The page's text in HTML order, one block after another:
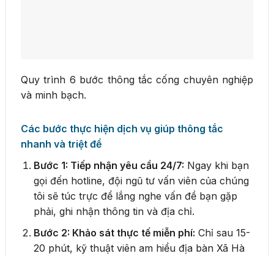
Quy trình 6 bước thông tắc cống chuyên nghiệp
và minh bạch.
Các bước thực hiện dịch vụ giúp thông tắc
nhanh và triệt để
Bước 1: Tiếp nhận yêu cầu 24/7: Ngay khi bạn
gọi đến hotline, đội ngũ tư vấn viên của chúng
tôi sẽ túc trực để lắng nghe vấn đề bạn gặp
phải, ghi nhận thông tin và địa chỉ.
Bước 2: Khảo sát thực tế miễn phí: Chỉ sau 15-
20 phút, kỹ thuật viên am hiểu địa bàn Xã Hà